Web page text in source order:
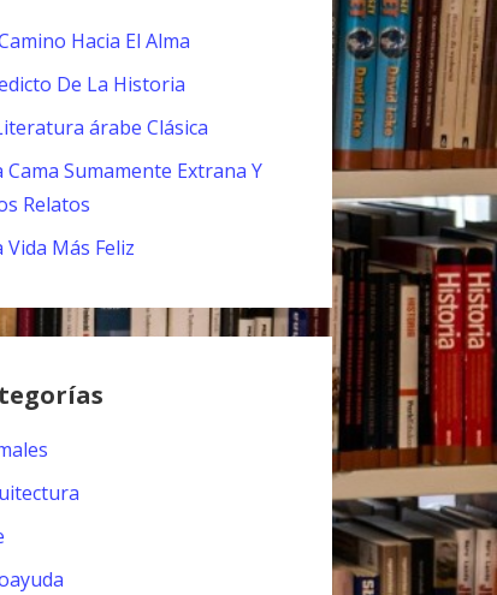
Hacia El Alma
De La Historia
árabe Clásica
Cama Sumamente Extrana Y
Relatos
Vida Más Feliz